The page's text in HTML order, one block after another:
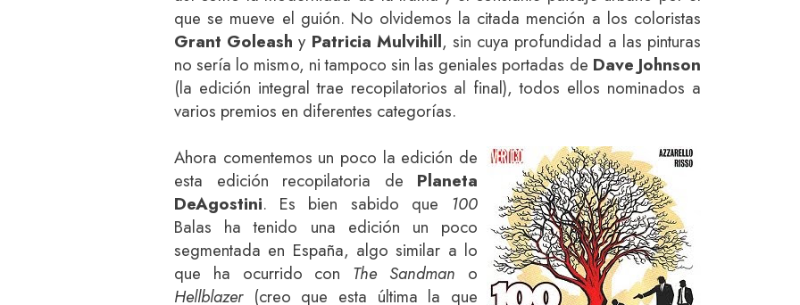
que se mueve el guión. No olvidemos la citada mención a los coloristas
Grant Goleash y Patricia Mulvihill, sin cuya profundidad a las pinturas
no sería lo mismo, ni tampoco sin las geniales portadas de Dave Johnson
(la edición integral trae recopilatorios al final), todos ellos nominados a
varios premios en diferentes categorías.
Ahora comentemos un poco la edición de
esta edición recopilatoria de Planeta
DeAgostini. Es bien sabido que 100
Balas ha tenido una edición un poco
segmentada en España, algo similar a lo
que ha ocurrido con The Sandman o
Hellblazer(creo que esta última la que